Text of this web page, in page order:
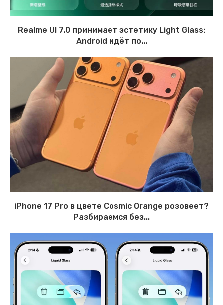
Realme UI 7.0 принимает эстетику Light Glass:
Android идёт по...
iPhone 17 Pro в цвете Cosmic Orange розовеет?
Разбираемся без...